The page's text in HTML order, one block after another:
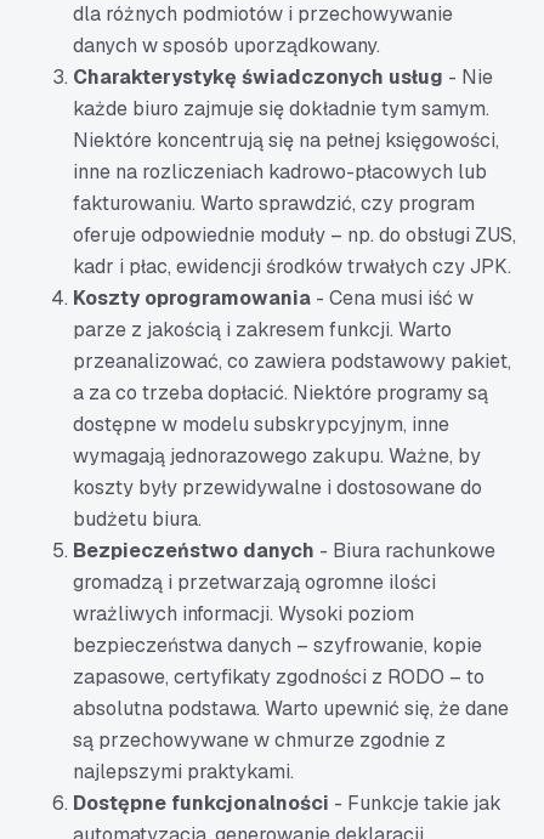
dla różnych podmiotów i przechowywanie
danych w sposób uporządkowany.
Charakterystykę świadczonych usług - Nie
każde biuro zajmuje się dokładnie tym samym.
Niektóre koncentrują się na pełnej księgowości,
inne na rozliczeniach kadrowo-płacowych lub
fakturowaniu. Warto sprawdzić, czy program
oferuje odpowiednie moduły – np. do obsługi ZUS,
kadr i płac, ewidencji środków trwałych czy JPK.
Koszty oprogramowania - Cena musi iść w
parze z jakością i zakresem funkcji. Warto
przeanalizować, co zawiera podstawowy pakiet,
a za co trzeba dopłacić. Niektóre programy są
dostępne w modelu subskrypcyjnym, inne
wymagają jednorazowego zakupu. Ważne, by
koszty były przewidywalne i dostosowane do
budżetu biura.
Bezpieczeństwo danych - Biura rachunkowe
gromadzą i przetwarzają ogromne ilości
wrażliwych informacji. Wysoki poziom
bezpieczeństwa danych – szyfrowanie, kopie
zapasowe, certyfikaty zgodności z RODO – to
absolutna podstawa. Warto upewnić się, że dane
są przechowywane w chmurze zgodnie z
najlepszymi praktykami.
Dostępne funkcjonalności - Funkcje takie jak